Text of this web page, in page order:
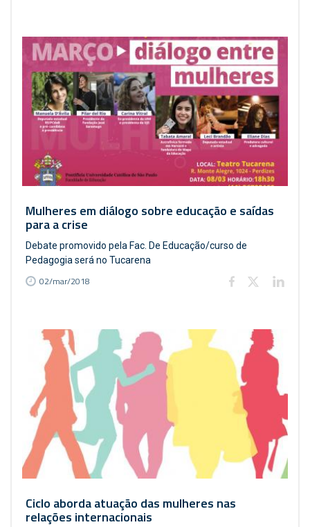
Mulheres em diálogo sobre educação e saídas
para a crise
Debate promovido pela Fac. De Educação/curso de
Pedagogia será no Tucarena
02/mar/2018
Ciclo aborda atuação das mulheres nas
relações internacionais